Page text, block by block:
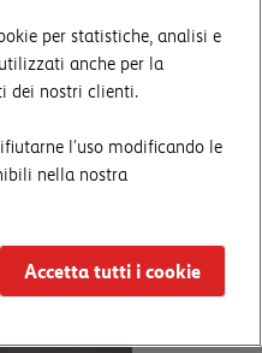
per statistiche, analisi e
anche per la
dei nostri clienti.
l’uso modificando le
nella nostra
Accetta tutti i cookie